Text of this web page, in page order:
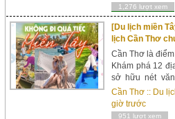
1,276 lượt xem
[Du lịch miền
lịch Cần Thơ
Cần Thơ là
Khám phá 12
sở hữu nét
nước xinh đẹp.
điểm du lịch
du khác...
Cần Thơ :: Du
giờ trước
951 lượt xem